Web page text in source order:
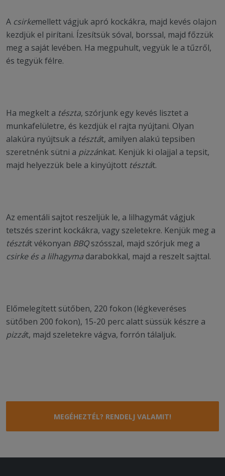
A csirkemellett vágjuk apró kockákra, majd kevés olajon
kezdjük el pirítani. Ízesítsük sóval, borssal, majd főzzük
meg a saját levében. Ha megpuhult, vegyük le a tűzről,
és tegyük félre.
Ha megkelt a tészta, szórjunk egy kevés lisztet a
munkafelületre, és kezdjük el rajta nyújtani. Olyan
alakúra nyújtsuk a tésztát, amilyen alakú tepsiben
szeretnénk sütni a pizzánkat. Kenjük ki olajjal a tepsit,
majd helyezzük bele a kinyújtott tésztát.
Az ementáli sajtot reszeljük le, a lilhagymát vágjuk
tetszés szerint kockákra, vagy szeletekre. Kenjük meg a
tésztát vékonyan BBQszósszal, majd szórjuk meg a
csirke és a lilhagyma darabokkal, majd a reszelt sajttal.
Előmelegített sütőben, 220 fokon (légkeveréses
sütőben 200 fokon), 15-20 perc alatt süssük készre a
pizzát, majd szeletekre vágva, forrón tálaljuk.
MEGÉHEZTÉL? RENDELJ VALAMIT!